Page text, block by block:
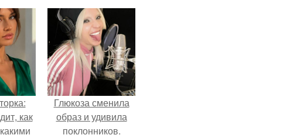
как
Глюкоза сменила
образ и удивила
поклонников.